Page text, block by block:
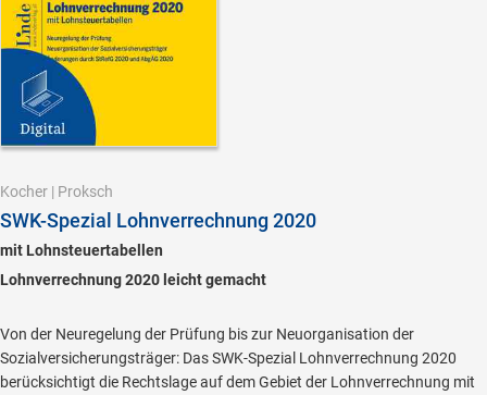
Kocher | Proksch
SWK-Spezial Lohnverrechnung 2020
mit Lohnsteuertabellen
Lohnverrechnung 2020 leicht gemacht
Von der Neuregelung der Prüfung bis zur Neuorganisation der
Sozialversicherungsträger: Das SWK-Spezial Lohnverrechnung 2020
berücksichtigt die Rechtslage auf dem Gebiet der Lohnverrechnung mit